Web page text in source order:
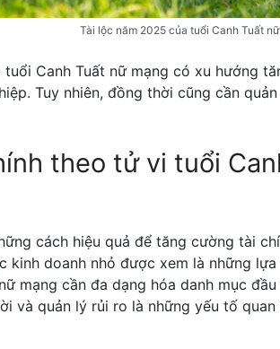
Tài lộc năm 2025 của tuổi Canh Tuất
Canh Tuất nữ mạng có xu hướng
Tuy nhiên, đồng thời cũng cần
theo tử vi tuổi
cách hiệu quả để tăng cường tài
kinh doanh nhỏ được xem là những
mạng cần đa dạng hóa danh mục
và quản lý rủi ro là những yếu tố